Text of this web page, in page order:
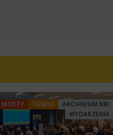
MOSTY TUNELE
ARCHIWUM NBI
WYDARZENIA